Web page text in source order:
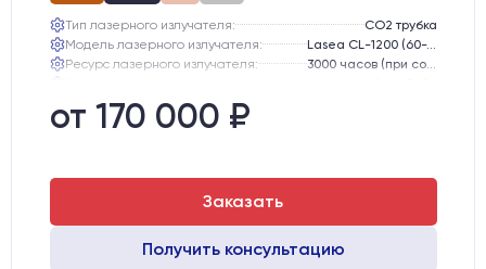
Тип лазерного излучателя:
СО2 трубка
Модель лазерного излучателя:
Lasea CL-1200 (60-75 Вт)
Ресурс лазерного излучателя:
3000 часов (при соблюдении условий эксплуатации)
Зеркала:
Интерфейс подключения станка к ПК:
от 170 000 ₽
Заказать
Получить консультацию